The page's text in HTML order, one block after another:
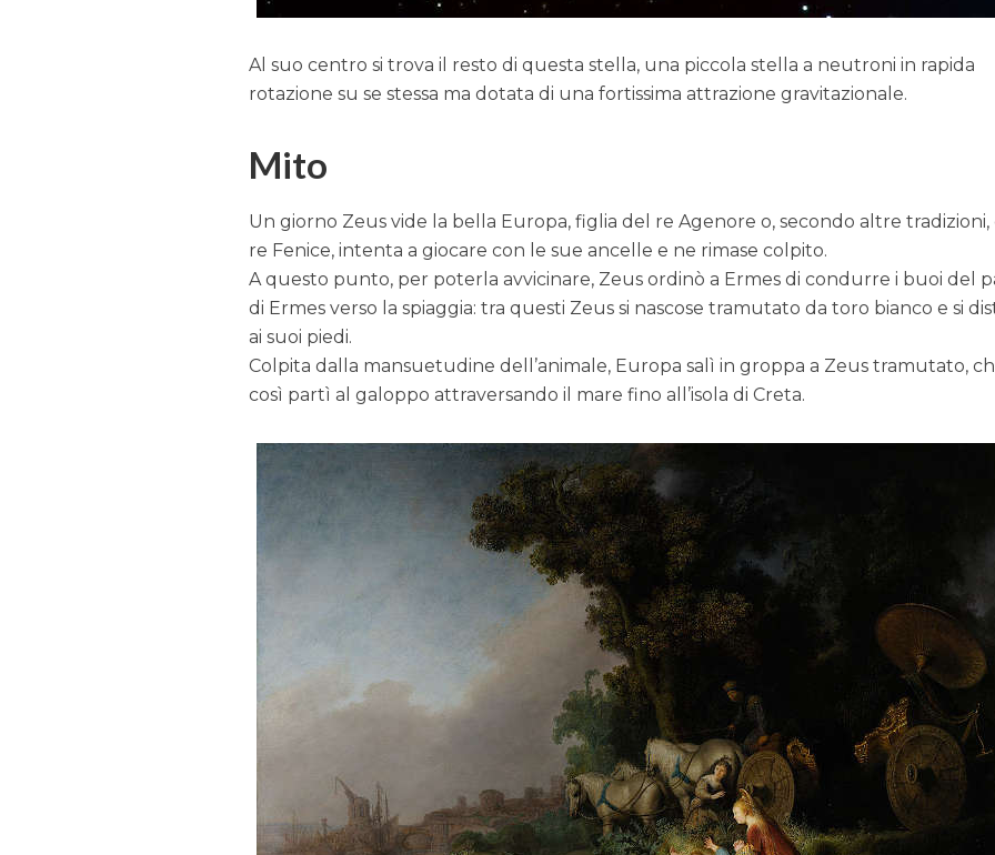
Al suo centro si trova il resto di questa stella, una piccola stella a neutroni in rapida
rotazione su se stessa ma dotata di una fortissima attrazione gravitazionale.
Mito
Un giorno Zeus vide la bella Europa, figlia del re Agenore o, secondo altre tradizioni,
re Fenice, intenta a giocare con le sue ancelle e ne rimase colpito.
A questo punto, per poterla avvicinare, Zeus ordinò a Ermes di condurre i buoi del
di Ermes verso la spiaggia: tra questi Zeus si nascose tramutato da toro bianco e si
ai suoi piedi.
Colpita dalla mansuetudine dell’animale, Europa salì in groppa a Zeus tramutato,
così partì al galoppo attraversando il mare fino all’isola di Creta.